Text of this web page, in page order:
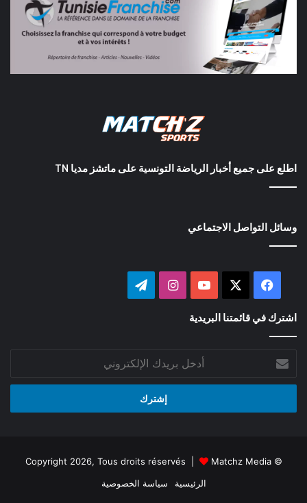
اطلع على جميع أخبار الرياضة التونسية على ماتشز مديا TN
وسائل التواصل الاجتماعي
فيسبوك ‫YouTubeانستقرام
اشترك في قائمتنا البريدية
بريدك
الإلكتروني
© Copyright 2026, Tous droits réservés |
Matchz Media
الرئيسية
سياسة الخصوصية